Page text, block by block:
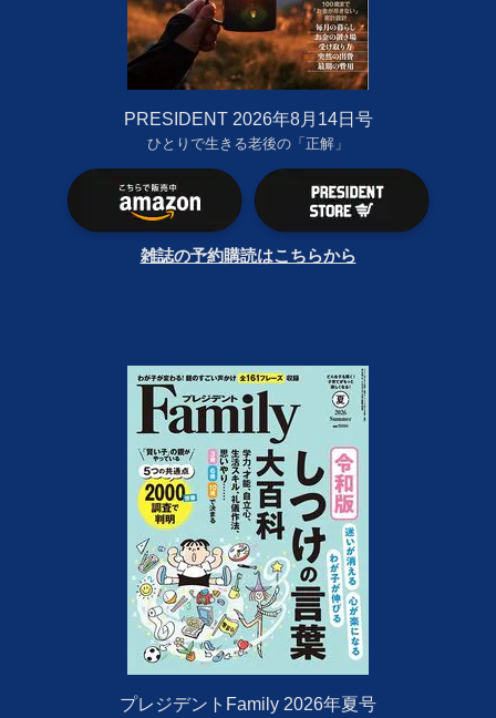
PRESIDENT 2026年8月14日号
ひとりで生きる老後の「正解」
雑誌の予約購読はこちらから
プレジデントFamily 2026年夏号